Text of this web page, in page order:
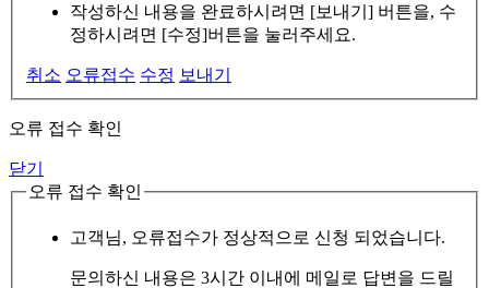
작성하신 내용을 완료하시려면 [보내기] 버튼을, 수
정하시려면 [수정]버튼을 눌러주세요.
취소 오류접수 수정 보내기
오류 접수 확인
닫기
오류 접수 확인
고객님, 오류접수가 정상적으로 신청 되었습니다.
문의하신 내용은 3시간 이내에 메일로 답변을 드릴